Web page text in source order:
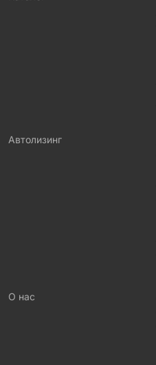
Автолизинг
О нас